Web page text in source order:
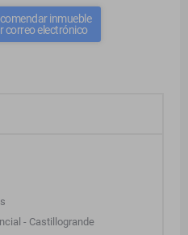
inmueble
correo electrónico
- Castillogrande